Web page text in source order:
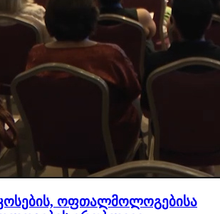
ოფთალმოლოგებისა